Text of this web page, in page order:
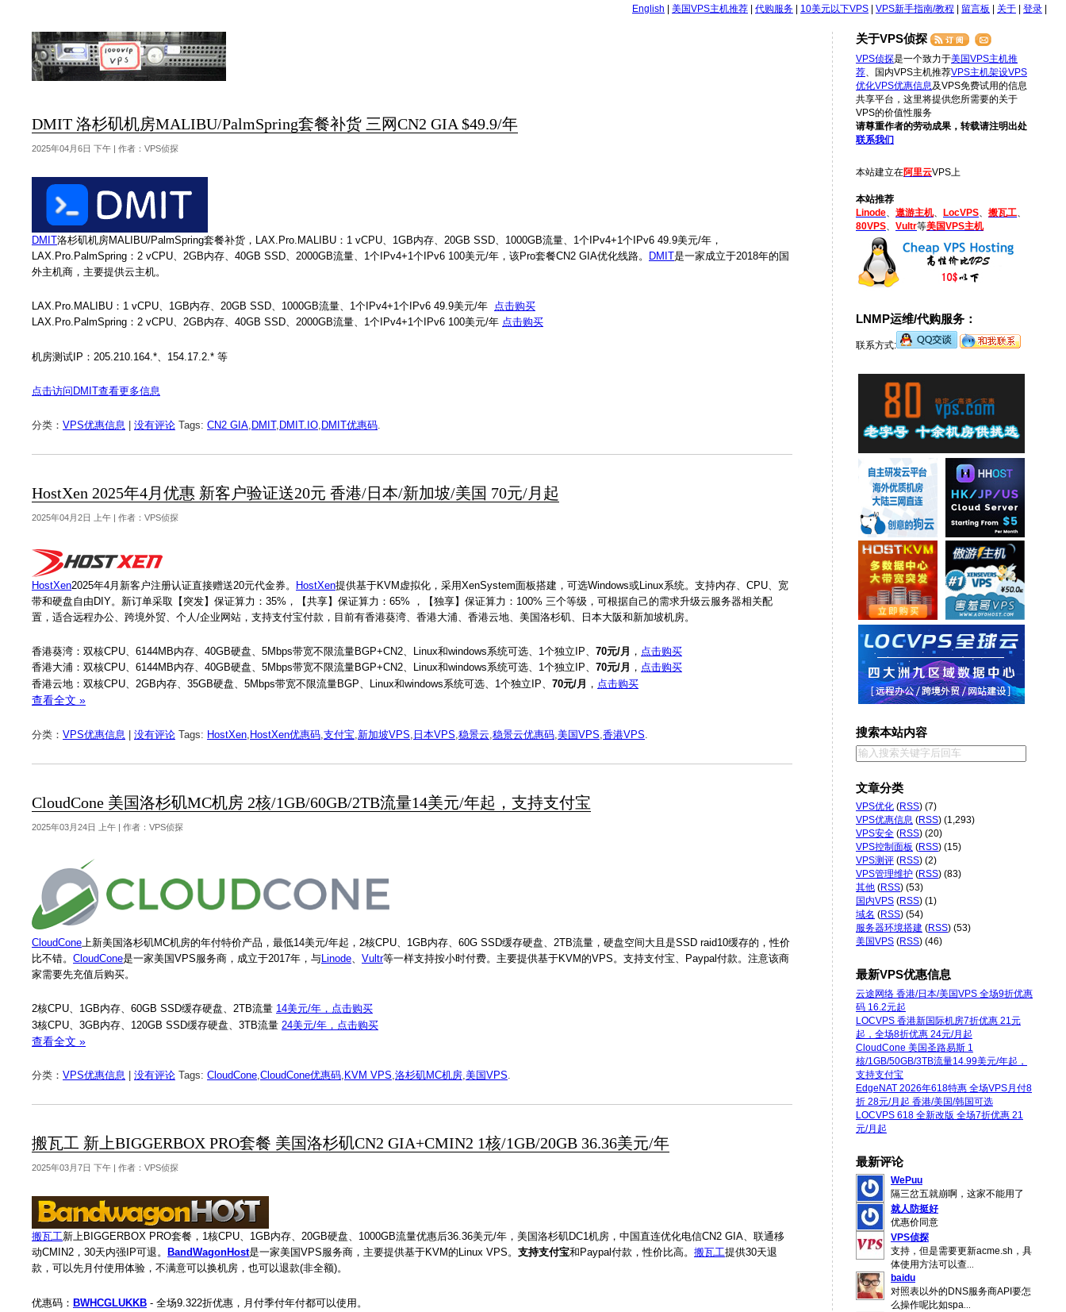
English 美国VPS主机推荐 代购服务 10美元以下VPS VPS新手指南/教程 留言板 关于 登录
DMIT 洛杉矶机房MALIBU/PalmSpring套餐补货 三网CN2 GIA $49.9/年
2025年04月6日 下午 | 作者：VPS侦探
DMIT洛杉矶机房MALIBU/PalmSpring套餐补货，LAX.Pro.MALIBU：1 vCPU、1GB内存、20GB SSD、1000GB流量、1个IPv4+1个IPv6 49.9美元/年，
LAX.Pro.PalmSpring：2 vCPU、2GB内存、40GB SSD、2000GB流量、1个IPv4+1个IPv6 100美元/年，该Pro套餐CN2 GIA优化线路。
DMIT是一家成立于2018年的国
外主机商，主要提供云主机。
LAX.Pro.MALIBU：1 vCPU、1GB内存、20GB SSD、1000GB流量、1个IPv4+1个IPv6 49.9美元/年 点击购买
LAX.Pro.PalmSpring：2 vCPU、2GB内存、40GB SSD、2000GB流量、1个IPv4+1个IPv6 100美元/年 点击购买
机房测试IP：205.210.164.*、154.17.2.* 等
点击访问DMIT查看更多信息
分类： VPS优惠信息 没有评论 Tags: CN2 GIA, DMIT, DMIT.IO, DMIT优惠码.
HostXen 2025年4月优惠 新客户验证送20元 香港/日本/新加坡/美国 70元/月起
2025年04月2日 上午 | 作者：VPS侦探
HostXen2025年4月新客户注册认证直接赠送20元代金券。 HostXen提供基于KVM虚拟化，采用XenSystem面板搭建，可选Windows或Linux系统。支持内存、CPU、宽
带和硬盘自由DIY。新订单采取【突发】保证算力：35%，【共享】保证算力：65% ，【独享】保证算力：100% 三个等级，可根据自己的需求升级云服务器相关配
置，适合远程办公、跨境外贸、个人/企业网站，支持支付宝付款，目前有香港葵湾、香港大浦、香港云地、美国洛杉矶、日本大阪和新加坡机房。
香港葵湾：双核CPU、6144MB内存、40GB硬盘、5Mbps带宽不限流量BGP+CN2、Linux和windows系统可选、1个独立IP、 70元/月 ， 点击购买
香港大浦：双核CPU、6144MB内存、40GB硬盘、5Mbps带宽不限流量BGP+CN2、Linux和windows系统可选、1个独立IP、 70元/月 ， 点击购买
香港云地：双核CPU、2GB内存、35GB硬盘、5Mbps带宽不限流量BGP、Linux和windows系统可选、1个独立IP、 70元/月 ， 点击购买
查看全文 »
分类： VPS优惠信息 没有评论 Tags: HostXen HostXen优惠码 支付宝 新加坡VPS 日本VPS 稳景云 稳景云优惠码 美国VPS 香港VPS
CloudCone 美国洛杉矶MC机房 2核/1GB/60GB/2TB流量14美元/年起，支持支付宝
2025年03月24日 上午 | 作者：VPS侦探
CloudCone 上新美国洛杉矶MC机房的年付特价产品，最低14美元/年起，2核CPU、1GB内存、60G SSD缓存硬盘、2TB流量，硬盘空间大且是SSD raid10缓存的，性价
比不错。 CloudCone是一家美国VPS服务商，成立于2017年，与Linode Vultr等一样支持按小时付费。主要提供基于KVM的VPS。支持支付宝、Paypal付款。注意该商
家需要先充值后购买。
2核CPU、1GB内存、60GB SSD缓存硬盘、2TB流量 14美元/年，点击购买
3核CPU、3GB内存、120GB SSD缓存硬盘、3TB流量 24美元/年，点击购买
查看全文 »
分类： VPS优惠信息 没有评论 Tags: CloudCone,CloudCone优惠码, KVM VPS,洛杉矶MC机房,美国VPS.
搬瓦工 新上BIGGERBOX PRO套餐 美国洛杉矶CN2 GIA+CMIN2 1核/1GB/20GB 36.36美元/年
2025年03月7日 下午 | 作者：VPS侦探
搬瓦工新上BIGGERBOX PRO套餐，1核CPU、1GB内存、20GB硬盘、1000GB流量优惠后36.36美元/年，美国洛杉矶DC1机房，中国直连优化电信CN2 GIA、联通移
动CMIN2，30天内强IP可退。
BandWagonHost是一家美国VPS服务商，主要提供基于KVM的Linux VPS。 支持支付宝和Paypal付款，性价比高。 搬瓦工提供30天退
款，可以先月付使用体验，不满意可以换机房，也可以退款(非全额)。
优惠码： BWHCGLUKKB - 全场9.322折优惠，月付季付年付都可以使用。
关于VPS侦探
VPS侦探是一个致力于美国VPS主机推
荐 、国内VPS主机推荐VPS主机架设VPS
优化VPS优惠信息 及VPS免费试用的信息
共享平台，这里将提供您所需要的关于
VPS的价值性服务
请尊重作者的劳动成果，转载请注明出处
联系我们
本站建立在阿里云VPS上
本站推荐
Linode
遨游主机、 LocVPS 搬瓦工
80VPS
Vultr等美国VPS主机
LNMP运维/代购服务：
联系方式:
搜索本站内容
文章分类
VPS优化 (RSS) (7)
VPS优惠信息 (RSS) (1,293)
VPS安全 (RSS) (20)
VPS控制面板 (RSS) (15)
VPS测评 (RSS) (2)
VPS管理维护 (RSS) (83)
其他 (RSS) (53)
国内VPS (RSS) (1)
域名 (RSS) (54)
服务器环境搭建 (RSS) (53)
美国VPS (RSS) (46)
最新VPS优惠信息
云途网络 香港/日本/美国VPS 全场9折优惠
码 16.2元起
LOCVPS 香港新国际机房7折优惠 21元
起，全场8折优惠 24元/月起
CloudCone 美国圣路易斯 1
核/1GB/50GB/3TB流量14.99美元/年起，
支持支付宝
EdgeNAT 2026年618特惠 全场VPS月付8
折 28元/月起 香港/美国/韩国可选
LOCVPS 618 全新改版 全场7折优惠 21
元/月起
最新评论
WePuu
隔三岔五就崩啊，这家不能用了
就人防挺好
优惠价同意
VPS侦探
支持，但是需要更新acme.sh，具
体使用方法可以查
baidu
对照表以外的DNS服务商API要怎
么操作呢比如spa